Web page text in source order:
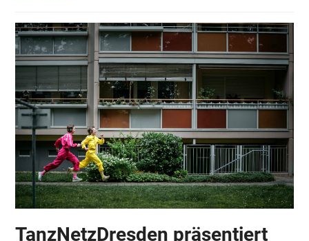
TanzNetzDresden präsentiert